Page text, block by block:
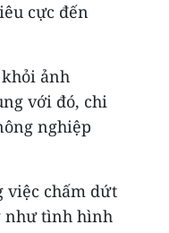
cực đến
ảnh
với đó, chi
nghiệp
việc chấm dứt
như tình hình